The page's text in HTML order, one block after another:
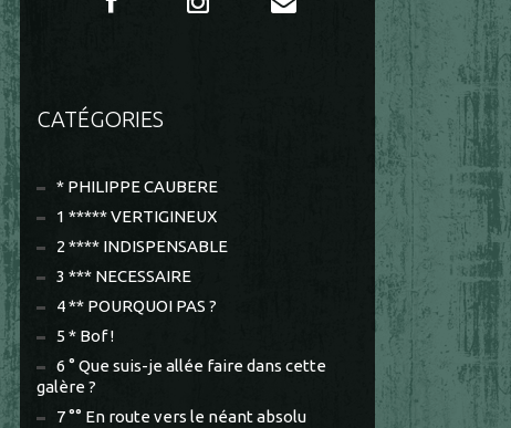
CATÉGORIES
* PHILIPPE CAUBERE
1 ***** VERTIGINEUX
2 **** INDISPENSABLE
3 *** NECESSAIRE
4 ** POURQUOI PAS ?
5 * Bof !
6 ° Que suis-je allée faire dans cette
galère ?
7 °° En route vers le néant absolu